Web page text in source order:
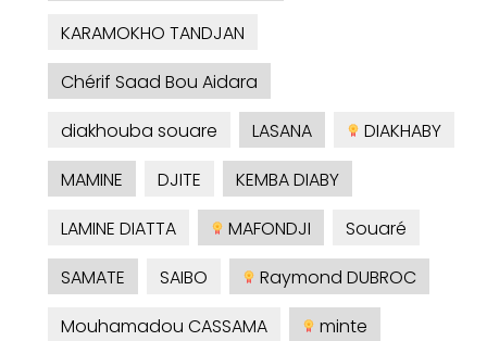
KARAMOKHO TANDJAN
Chérif Saad Bou Aidara
diakhouba souare
LASANA
DIAKHABY
MAMINE
DJITE
KEMBA DIABY
LAMINE DIATTA
MAFONDJI
Souaré
SAMATE
SAIBO
Raymond DUBROC
Mouhamadou CASSAMA
minte